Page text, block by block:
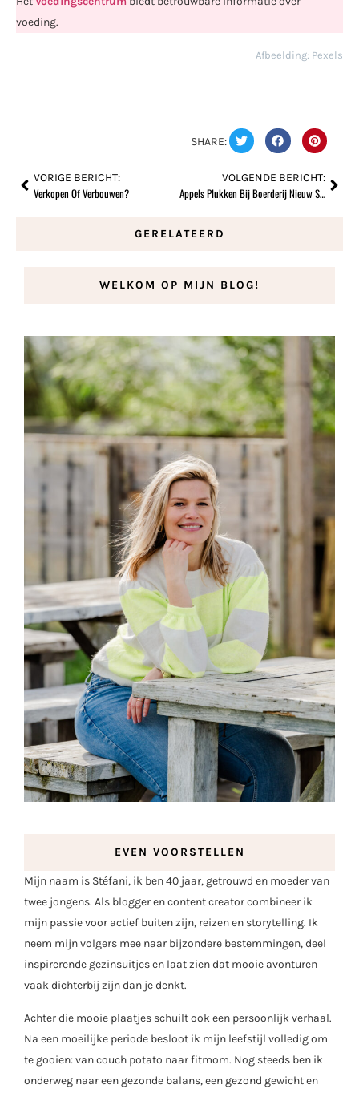
voeding.
Afbeelding: Pexels
SHARE:
VORIGE BERICHT:
Verkopen Of Verbouwen?
VOLGENDE BERICHT:
Appels Plukken Bij Boerderij Nieuw Slagmaat In Bunnik
GERELATEERD
WELKOM OP MIJN BLOG!
EVEN VOORSTELLEN
Mijn naam is Stéfani, ik ben 40 jaar, getrouwd en moeder van
twee jongens. Als blogger en content creator combineer ik
mijn passie voor actief buiten zijn, reizen en storytelling. Ik
neem mijn volgers mee naar bijzondere bestemmingen, deel
inspirerende gezinsuitjes en laat zien dat mooie avonturen
vaak dichterbij zijn dan je denkt.
Achter die mooie plaatjes schuilt ook een persoonlijk verhaal.
Na een moeilijke periode besloot ik mijn leefstijl volledig om
te gooien: van couch potato naar fitmom. Nog steeds ben ik
onderweg naar een gezonde balans, een gezond gewicht en